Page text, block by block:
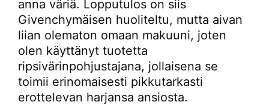
anna väriä. Lopputulos on siis
Givenchymäisen huoliteltu, mutta aivan
liian olematon omaan makuuni, joten
olen käyttänyt tuotetta
ripsivärinpohjustajana, jollaisena se
toimii erinomaisesti pikkutarkasti
erottelevan harjansa ansiosta.